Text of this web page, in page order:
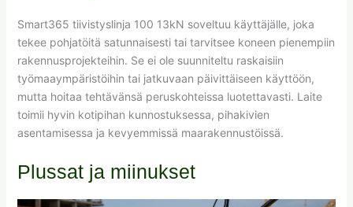
Smart365 tiivistyslinja 100 13kN soveltuu käyttäjälle, joka
tekee pohjatöitä satunnaisesti tai tarvitsee koneen pienempiin
rakennusprojekteihin. Se ei ole suunniteltu raskaisiin
työmaaympäristöihin tai jatkuvaan päivittäiseen käyttöön,
mutta hoitaa tehtävänsä peruskohteissa luotettavasti. Laite
toimii hyvin kotipihan kunnostuksessa, pihakivien
asentamisessa ja kevyemmissä maarakennustöissä.
Plussat ja miinukset